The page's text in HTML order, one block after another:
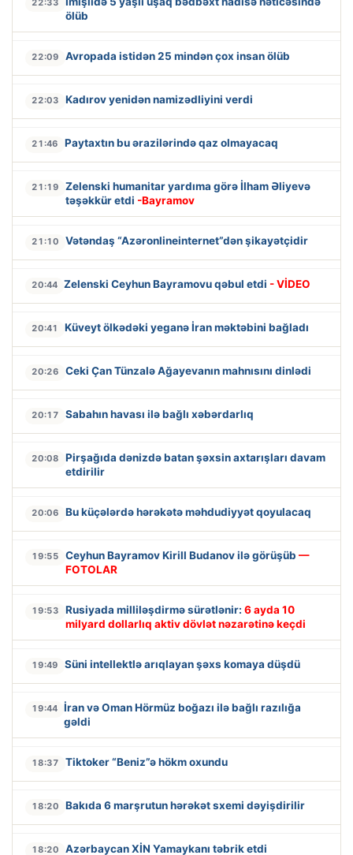
22:33
ölüb
22:09 Avropada istidən 25 mindən çox insan ölüb
22:03 Kadırov yenidən namizədliyini verdi
21:46 Paytaxtın bu ərazilərində qaz olmayacaq
21:19
Zelenski humanitar yardıma görə İlham Əliyevə
təşəkkür etdi -Bayramov
21:10 Vətəndaş “Azəronlineinternet”dən şikayətçidir
20:44 Zelenski Ceyhun Bayramovu qəbul etdi - VİDEO
20:41 Küveyt ölkədəki yeganə İran məktəbini bağladı
20:26 Ceki Çan Tünzalə Ağayevanın mahnısını dinlədi
20:17 Sabahın havası ilə bağlı xəbərdarlıq
20:08
Pirşağıda dənizdə batan şəxsin axtarışları davam
etdirilir
20:06 Bu küçələrdə hərəkətə məhdudiyyət qoyulacaq
19:55 Ceyhun Bayramov Kirill Budanov ilə görüşüb —
FOTOLAR
19:53 Rusiyada milliləşdirmə sürətlənir: 6 ayda 10
milyard dollarlıq aktiv dövlət nəzarətinə keçdi
19:49 Süni intellektlə arıqlayan şəxs komaya düşdü
19:44 İran və Oman Hörmüz boğazı ilə bağlı razılığa
gəldi
18:37 Tiktoker “Beniz”ə hökm oxundu
18:20 Bakıda 6 marşrutun hərəkət sxemi dəyişdirilir
18:20 Azərbaycan XİN Yamaykanı təbrik etdi